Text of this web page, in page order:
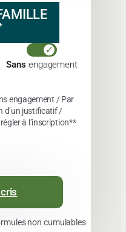
Sans engagement
engagement / Par
d’un justificatif /
à l’inscription**
non cumulables